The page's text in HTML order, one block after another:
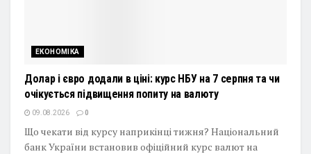
ЕКОНОМІКА
Долар і євро додали в ціні: курс НБУ на 7 серпня та чи
очікується підвищення попиту на валюту
09.08.2026 0
Що чекати від курсу наприкінці тижня? Національний
банк України встановив офіційний курс валют на